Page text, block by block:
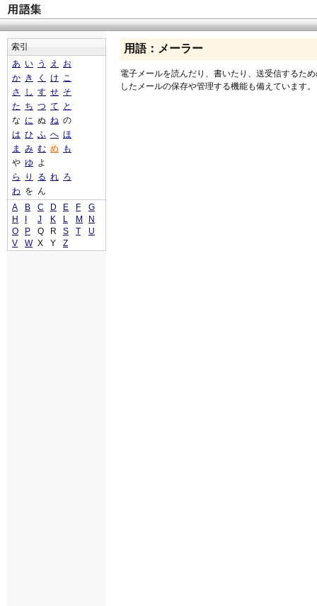
用語：メーラー
電子メールを読んだり、書いたり、送受信するた
したメールの保存や管理する機能も備えています。
索引
あ い う え
お
か き く け こ
さ
し す せ そ
た ち つ て
と
な に ぬ ね の
は ひ ふ へ ほ
ま
み む め
も
や ゆ よ
ら
り る れ ろ
わ を ん
A
B C D E F
G
H
J K L M
N
O
P Q R S T
U
V
W X Y Z